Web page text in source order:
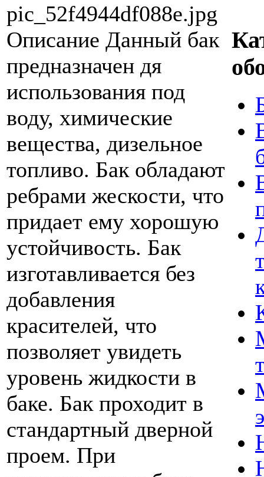
pic_52f4944df088e.jpg
Описание Данный бак
предназначен дя
использования под
воду, химические
вещества, дизельное
топливо. Бак обладают
ребрами жескости, что
придает ему хорошую
устойчивость. Бак
изготавливается без
добавления
красителей, что
позволяет увидеть
уровень жидкости в
баке. Бак проходит в
стандартный дверной
проем. При